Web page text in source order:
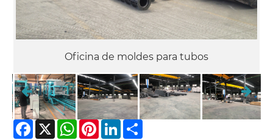
Oficina de moldes para tubos
Facebook
X WhatsAppPinterestLinkedIn